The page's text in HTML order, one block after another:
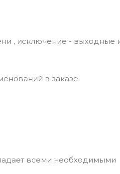
, исключение - выходные
в заказе.
всеми необходимыми